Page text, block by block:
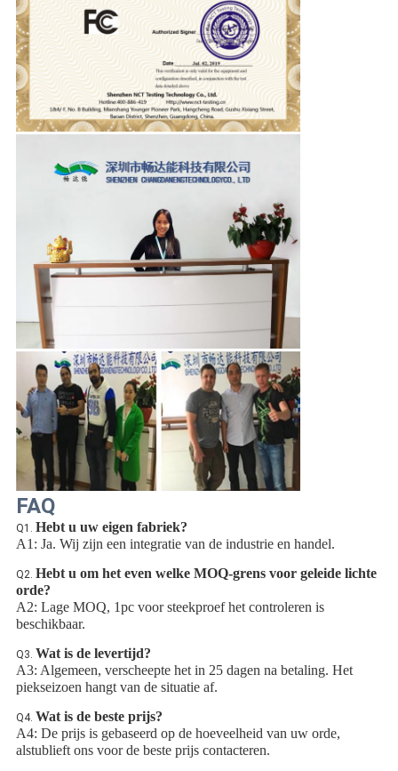
FAQ
Q1. Hebt u uw eigen fabriek?
A1: Ja. Wij zijn een integratie van de industrie en handel.
Q2. Hebt u om het even welke MOQ-grens voor geleide lichte
orde?
A2: Lage MOQ, 1pc voor steekproef het controleren is
beschikbaar.
Q3. Wat is de levertijd?
A3: Algemeen, verscheepte het in 25 dagen na betaling. Het
piekseizoen hangt van de situatie af.
Q4. Wat is de beste prijs?
A4: De prijs is gebaseerd op de hoeveelheid van uw orde,
alstublieft ons voor de beste prijs contacteren.